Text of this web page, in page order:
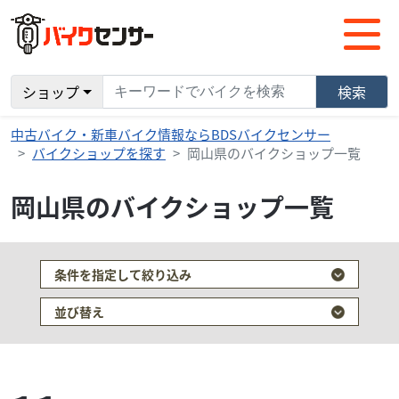
ショップ 検索
中古バイク・新車バイク情報ならBDSバイクセンサー
バイクショップを探す
岡山県のバイクショップ一覧
岡山県のバイクショップ一覧
条件を指定して絞り込み
並び替え